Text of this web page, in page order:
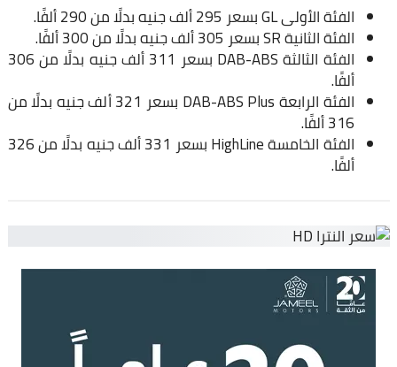
الفئة الأولى GL بسعر 295 ألف جنيه بدلًا من 290 ألفًا.
الفئة الثانية SR بسعر 305 ألف جنيه بدلًا من 300 ألفًا.
الفئة الثالثة DAB-ABS بسعر 311 ألف جنيه بدلًا من 306
ألفًا.
الفئة الرابعة DAB-ABS Plus بسعر 321 ألف جنيه بدلًا من
316 ألفًا.
الفئة الخامسة HighLine بسعر 331 ألف جنيه بدلًا من 326
ألفًا.